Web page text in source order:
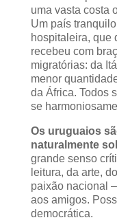
uma vasta costa
Um país
hospitaleira, que
recebeu com
migratórias: da
menor
da África. Todos
se
Os uruguaios
naturalmente
grande senso
leitura, da arte,
paixão nacional
aos amigos.
democrática.